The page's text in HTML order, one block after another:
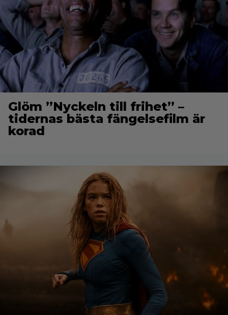
Glöm ”Nyckeln till frihet” –
tidernas bästa fängelsefilm är
korad